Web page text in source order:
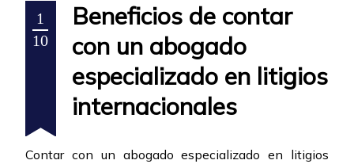
1
10
Beneficios de contar
con un abogado
especializado en litigios
internacionales
Contar con un abogado especializado en litigios